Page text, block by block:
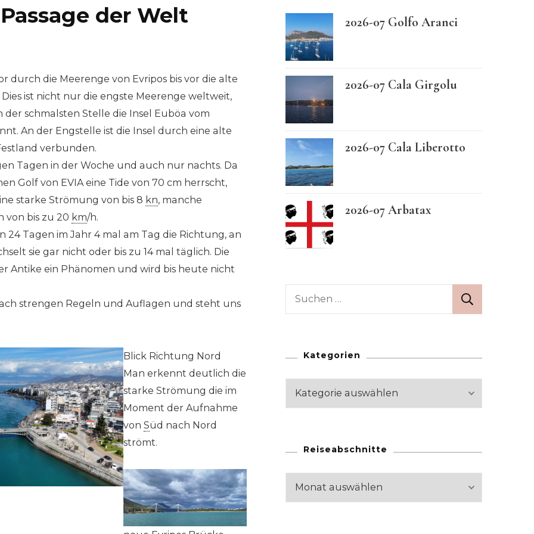
Swedish
der Welt
durch die Meerenge von Evripos bis vor die alte
ist nicht nur die engste Meerenge weltweit,
schmalsten Stelle die Insel Euböa vom
An der Engstelle ist die Insel durch eine alte
verbunden.
Tagen in der Woche und auch nur nachts. Da
Golf von EVIA eine Tide von 70 cm herrscht,
starke Strömung von bis 8 kn, manche
von bis zu 20 km/h.
24 Tagen im Jahr 4 mal am Tag die Richtung, an
sie gar nicht oder bis zu 14 mal täglich. Die
Antike ein Phänomen und wird bis heute nicht
strengen Regeln und Auflagen und steht uns
Blick Richtung Nord
Man erkennt deutlich die
starke Strömung die im
Moment der Aufnahme
vonSüd nach Nord
strömt.
2026-07 Golfo Aranci
2026-07 Cala Girgolu
2026-07 Cala Liberotto
2026-07 Arbatax
Suchen
Kategorien
Kategorien
Reiseabschnitte
Reiseabschnitte